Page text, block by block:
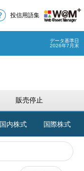
投信用語集
データ基準日
2026年7月末
販売停止
国内株式 国際株式